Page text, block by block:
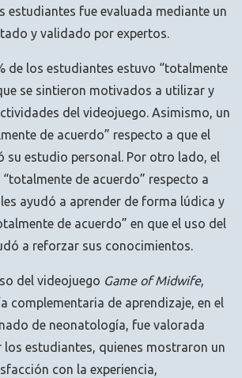
estudiantes fue evaluada mediante un
y validado por expertos.
de los estudiantes estuvo “totalmente
se sintieron motivados a utilizar y
del videojuego. Asimismo, un
de acuerdo” respecto a que el
su estudio personal. Por otro lado, el
de acuerdo” respecto a
ayudó a aprender de forma lúdica y
de acuerdo” en que el uso del
a reforzar sus conocimientos.
del videojuego Game of Midwife,
complementaria de aprendizaje, en el
de neonatología, fue valorada
estudiantes, quienes mostraron un
con la experiencia,